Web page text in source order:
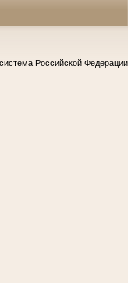
Российской